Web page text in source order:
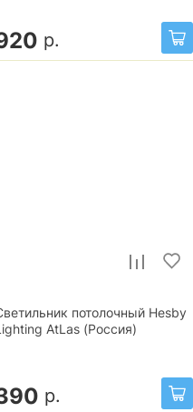
р.
потолочный Hesby
AtLas (Россия)
р.